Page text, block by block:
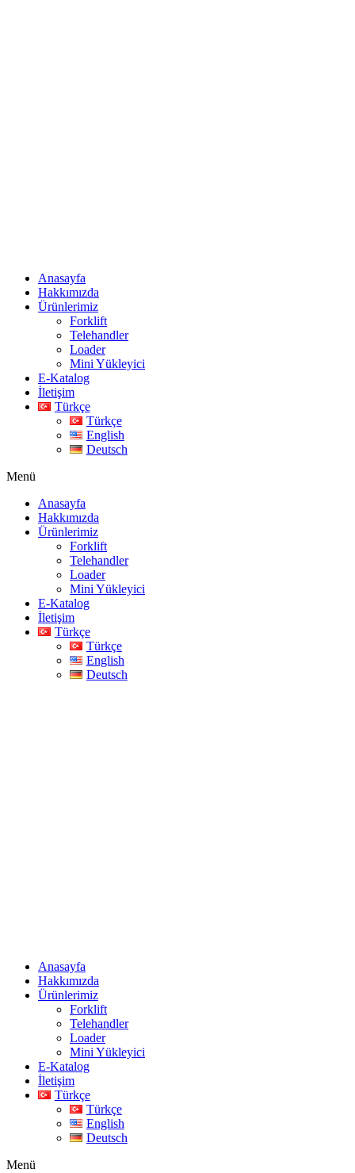
Anasayfa
Hakkımızda
Ürünlerimiz
Forklift
Telehandler
Loader
Mini Yükleyici
E-Katalog
İletişim
Türkçe
Türkçe
English
Deutsch
Menü
Anasayfa
Hakkımızda
Ürünlerimiz
Forklift
Telehandler
Loader
Mini Yükleyici
E-Katalog
İletişim
Türkçe
Türkçe
English
Deutsch
Anasayfa
Hakkımızda
Ürünlerimiz
Forklift
Telehandler
Loader
Mini Yükleyici
E-Katalog
İletişim
Türkçe
Türkçe
English
Deutsch
Menü